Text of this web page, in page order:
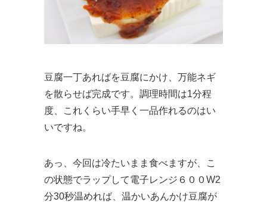
豆腐一丁あればを豆腐にかけ、万能ネギ
を散らせば完成です。調理時間は1分程
度、これくらい手早く一品作れるのはい
いですね。
あっ、今回は冷たいまま食べますが、こ
の状態でラップして電子レンジ６００W2
分30秒温めれば、温かいあんかけ豆腐が